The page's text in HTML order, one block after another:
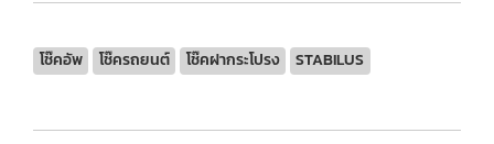
โช๊คอัพ โช๊ครถยนต์ โช๊คฝากระโปรง STABILUS